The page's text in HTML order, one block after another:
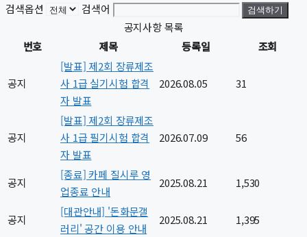
검색옵션
검색어 검색하기
공지사항 목록
번호
제목 등록일 조회
공지
[발표] 제2회 장류제조
사 1급 실기시험 합격
자 발표
2026.08.05 31
공지
[발표] 제2회 장류제조
사 1급 필기시험 합격
자 발표
2026.07.09 56
공지
[종료] 카페 질시루 영
업종료 안내
2025.08.21 1,530
공지
[대관안내] '돈화문갤
러리' 공간 이용 안내
2025.08.21 1,395